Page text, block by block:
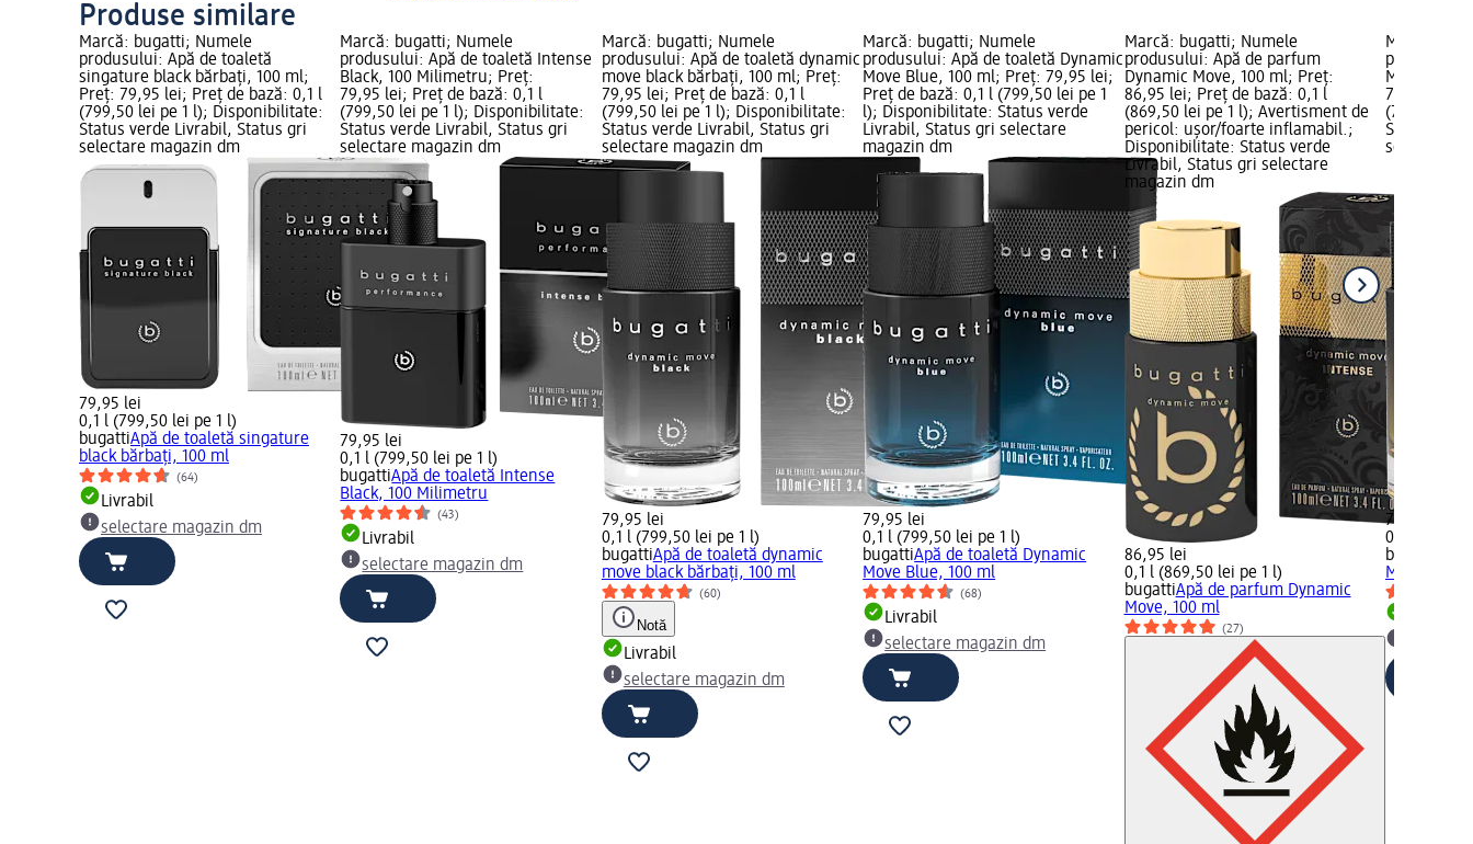
Produse similare
Marcă: bugatti; Numele
produsului: Apă de toaletă
singature black bărbați, 100 ml;
Preț: 79,95 lei; Preț de bază: 0,1 l
(799,50 lei pe 1 l); Disponibilitate:
Status verde Livrabil, Status gri
selectare magazin dm
79,95 lei
0,1 l (799,50 lei pe 1 l)
bugattiApă de toaletă singature
black bărbați, 100 ml
(64)
Livrabil
selectare magazin dm
Marcă: bugatti; Numele
produsului: Apă de toaletă Intense
Black, 100 Milimetru; Preț:
79,95 lei; Preț de bază: 0,1 l
(799,50 lei pe 1 l); Disponibilitate:
Status verde Livrabil, Status gri
selectare magazin dm
79,95 lei
0,1 l (799,50 lei pe 1 l)
bugattiApă de toaletă Intense
Black, 100 Milimetru
(43)
Livrabil
selectare magazin dm
Marcă: bugatti; Numele
produsului: Apă de toaletă dynamic
move black bărbați, 100 ml; Preț:
79,95 lei; Preț de bază: 0,1 l
(799,50 lei pe 1 l); Disponibilitate:
Status verde Livrabil, Status gri
selectare magazin dm
79,95 lei
0,1 l (799,50 lei pe 1 l)
bugattiApă de toaletă dynamic
move black bărbați, 100 ml
(60)
Notă
Livrabil
selectare magazin dm
Marcă: bugatti; Numele
produsului: Apă de toaletă Dynamic
Move Blue, 100 ml; Preț: 79,95 lei;
Preț de bază: 0,1 l (799,50 lei pe 1
l); Disponibilitate: Status verde
Livrabil, Status gri selectare
magazin dm
79,95 lei
0,1 l (799,50 lei pe 1 l)
bugattiApă de toaletă Dynamic
Move Blue, 100 ml
(68)
Livrabil
selectare magazin dm
Marcă: bugatti; Numele
produsului: Apă de parfum
Dynamic Move, 100 ml; Preț:
86,95 lei; Preț de bază: 0,1 l
(869,50 lei pe 1 l); Avertisment de
pericol: ușor/foarte inflamabil.;
Disponibilitate: Status verde
Livrabil, Status gri selectare
magazin dm
86,95 lei
0,1 l (869,50 lei pe 1 l)
bugattiApă de parfum Dynamic
Move, 100 ml
(27)
Marcă:
produsului:
Move
79,95 lei;
(799,50 lei
Status
selectare
79,95 lei
0,1 l
bugatti
Move